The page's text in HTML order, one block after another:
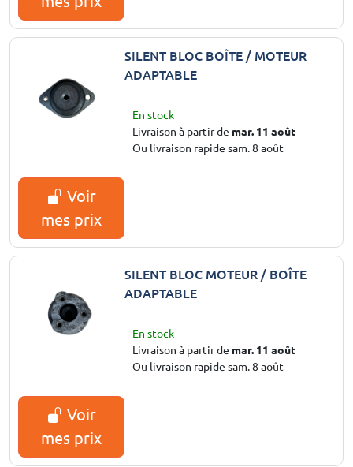
SILENT BLOC BOÎTE / MOTEUR
ADAPTABLE
En stock
Livraison à partir de mar. 11 août
Ou livraison rapide sam. 8 août
Voir
mes prix
SILENT BLOC MOTEUR / BOÎTE
ADAPTABLE
En stock
Livraison à partir de mar. 11 août
Ou livraison rapide sam. 8 août
Voir
mes prix